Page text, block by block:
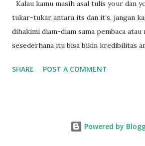
Kalau kamu masih asal tulis your dan
tukar-tukar antara its dan it’s, jangan
dihakimi diam-diam sama pembaca
sesederhana itu bisa bikin kredibilitas
polanya. Pahami Dulu Fungsi
You are Contoh: You’re reckless → You
SHARE POST A COMMENT
Powered by